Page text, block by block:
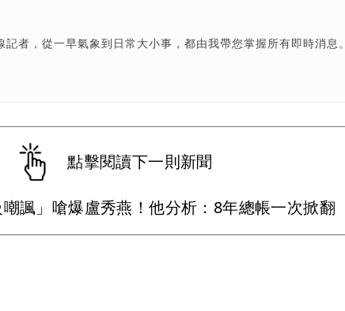
者，從一早氣象到日常大小事，都由我帶您掌握所有即時消息。
點擊閱讀下一則新聞
諷」嗆爆盧秀燕！他分析：8年總帳一次掀翻